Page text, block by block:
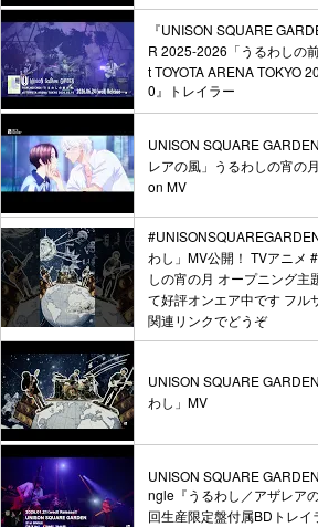
『UNISON SQUARE
R 2025-2026「うるわしの
t TOYOTA ARENA TOKYO
0』トレイラー
UNISON SQUARE
レアの風」うるわしの宵の
on MV
わし」MV公開！ TVアニメ
しの宵の月 オープニング主
て好評オンエア中です フル
関連リンクでどうぞ
UNISON SQUARE
わし」MV
UNISON SQUARE
ngle『うるわし／アザレア
回生産限定盤付属BDトレイ